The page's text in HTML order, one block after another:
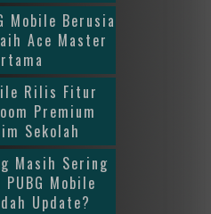
Mobile Berusia
Ace Master
Rilis Fitur
Premium
Sekolah
Masih Sering
Mobile
Update?